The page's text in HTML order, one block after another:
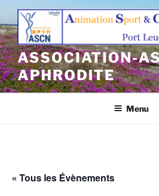
Aller
contenu
principal
ASSOCIATION-
APHRODITE
Menu
« Tous les Évènements